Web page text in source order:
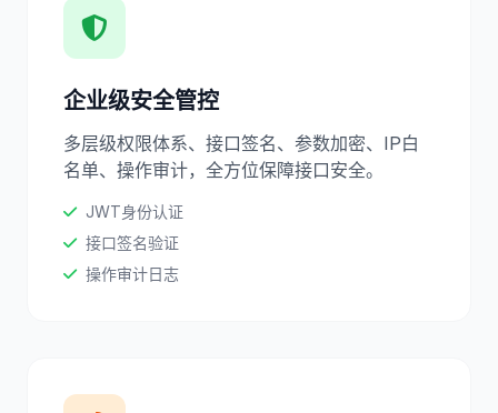
企业级安全管控
多层级权限体系、接口签名、参数加密、IP白
名单、操作审计，全方位保障接口安全。
JWT身份认证
接口签名验证
操作审计日志